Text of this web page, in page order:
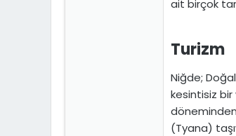
ait birçok
Turizm​
Niğde;
kesintisiz
(Tyana)